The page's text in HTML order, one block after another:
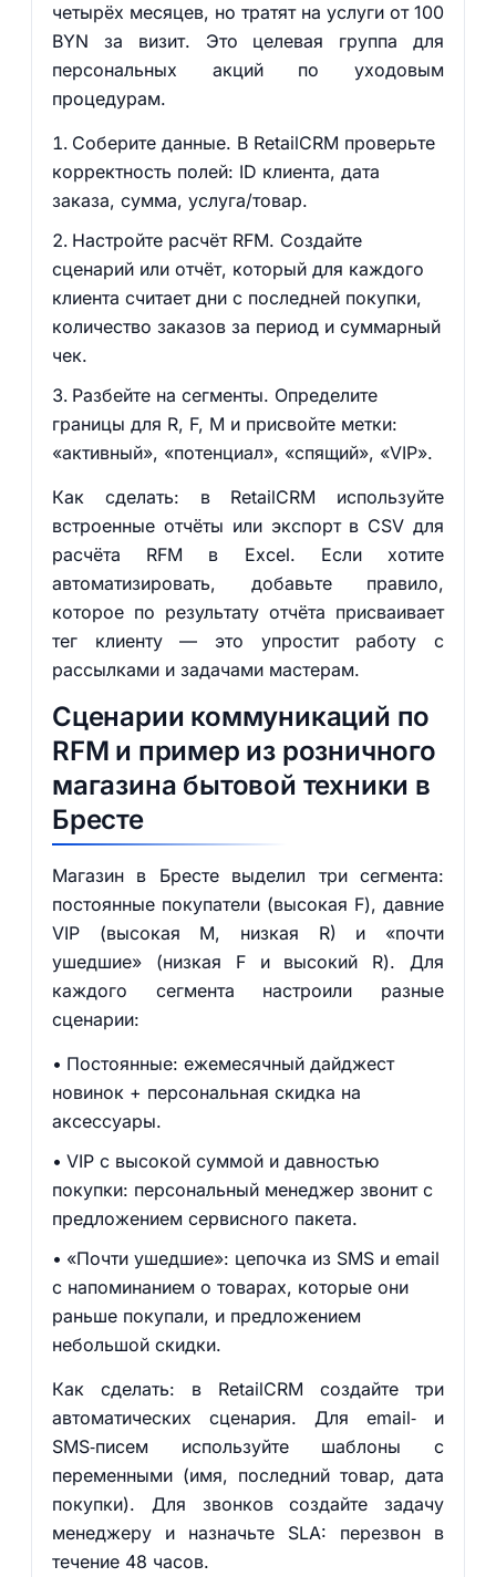
четырёх месяцев, но тратят на услуги от 100
BYN за визит. Это целевая группа для
персональных акций по уходовым
процедурам.
Соберите данные. В RetailCRM проверьте
корректность полей: ID клиента, дата
заказа, сумма, услуга/товар.
Настройте расчёт RFM. Создайте
сценарий или отчёт, который для каждого
клиента считает дни с последней покупки,
количество заказов за период и суммарный
чек.
Разбейте на сегменты. Определите
границы для R, F, M и присвойте метки:
«активный», «потенциал», «спящий», «VIP».
Как сделать: в RetailCRM используйте
встроенные отчёты или экспорт в CSV для
расчёта RFM в Excel. Если хотите
автоматизировать, добавьте правило,
которое по результату отчёта присваивает
тег клиенту — это упростит работу с
рассылками и задачами мастерам.
Сценарии коммуникаций по
RFM и пример из розничного
магазина бытовой техники в
Бресте
Магазин в Бресте выделил три сегмента:
постоянные покупатели (высокая F), давние
VIP (высокая M, низкая R) и «почти
ушедшие» (низкая F и высокий R). Для
каждого сегмента настроили разные
сценарии:
Постоянные: ежемесячный дайджест
новинок + персональная скидка на
аксессуары.
VIP с высокой суммой и давностью
покупки: персональный менеджер звонит с
предложением сервисного пакета.
«Почти ушедшие»: цепочка из SMS и email
с напоминанием о товарах, которые они
раньше покупали, и предложением
небольшой скидки.
Как сделать: в RetailCRM создайте три
автоматических сценария. Для email‑ и
SMS‑писем используйте шаблоны с
переменными (имя, последний товар, дата
покупки). Для звонков создайте задачу
менеджеру и назначьте SLA: перезвон в
течение 48 часов.